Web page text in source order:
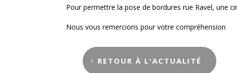
Pour permettre la pose de bordures rue Ravel, une
Nous vous remercions pour votre compréhension
RETOUR À L'ACTUALITÉ